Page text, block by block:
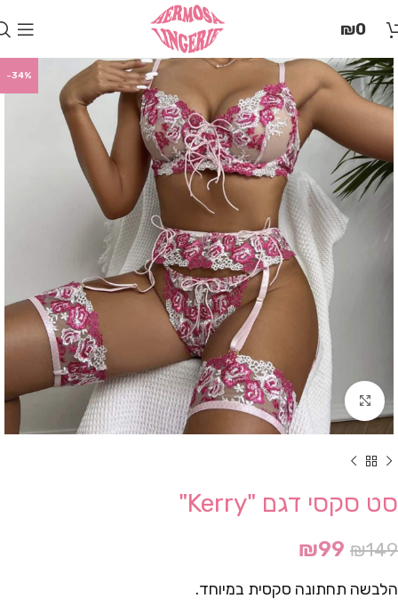
זֶה
מַעֲרֶכֶת
"המרכז
הישראלי
לְהַנְגָּשָׁת
אָתָרִים".
הַמְּסַיַּעַת
לִנְגִישׁוּת
הָאֲתָר.
לִפְתִיחַת
₪0
-34%
Click to enlarge
סט סקסי דגם "Kerry"
₪149
₪99
הלבשה תחתונה סקסית במיוחד.